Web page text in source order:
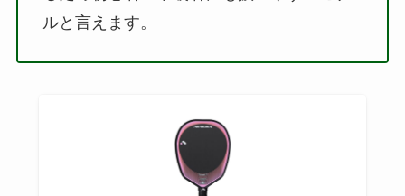
ルと言えます。